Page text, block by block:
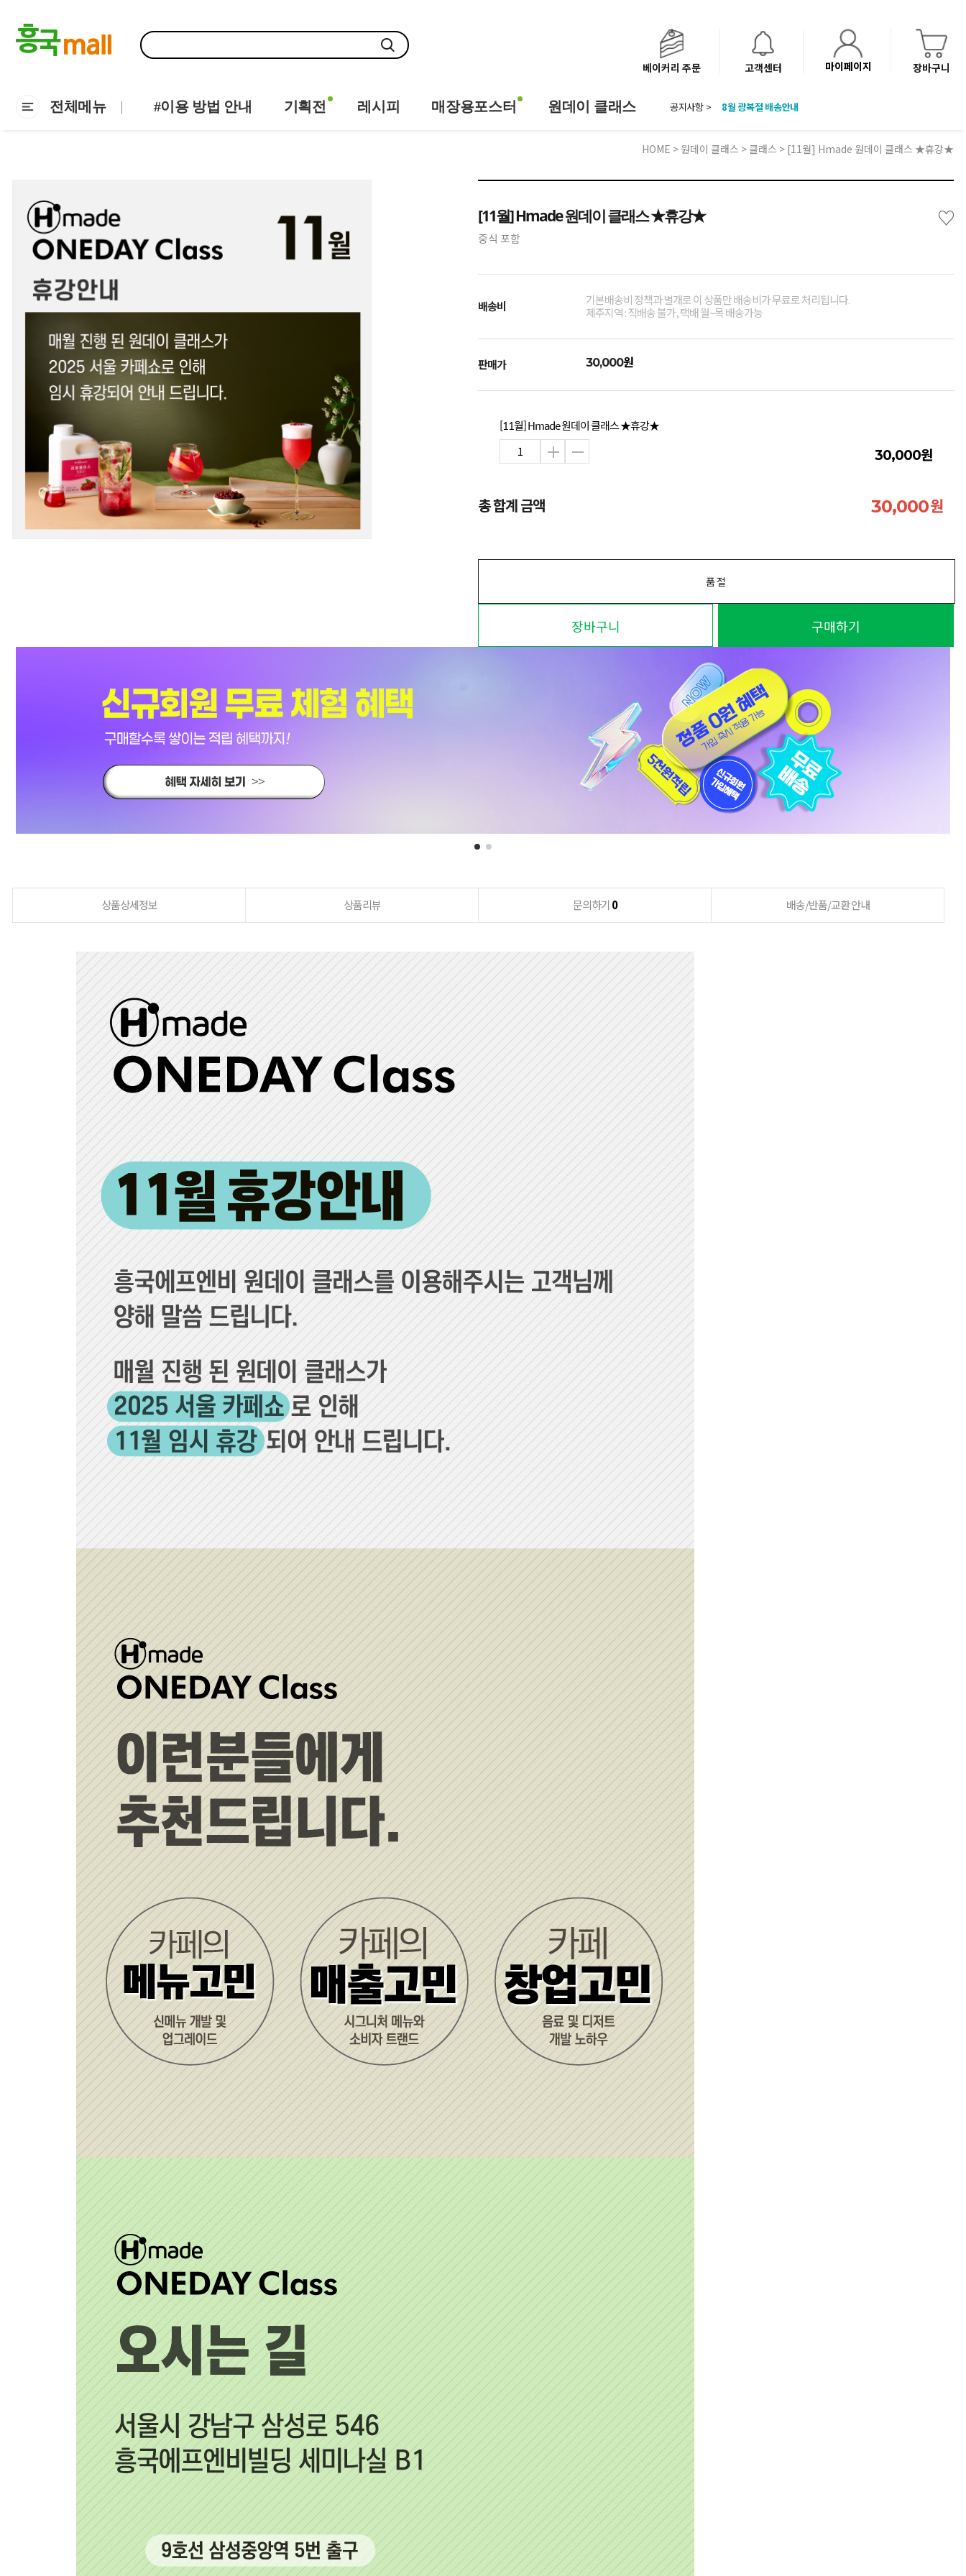
베이커리 주문 고객센터 마이페이지 장바구니
전체메뉴 #이용 방법 안내 기획전 레시피 매장용포스터 원데이 클래스 공지사항 >
'NEW 바이브믹스 or 바리스타시럽 1종' 체험단 발표
HOME > 원데이 클래스 >클래스 > [11월] Hmade 원데이 클래스 ★휴강★
[11월] Hmade 원데이 클래스 ★휴강★ ♡
중식 포함
배송비
기본배송비 정책과 별개로 이 상품만 배송비가 무료로 처리됩니다.
제주지역 : 직배송 불가, 택배 월~목 배송가능
판매가 30,000원
[11월] Hmade 원데이 클래스 ★휴강★
30,000원
총 합계 금액 30,000원
품절
장바구니 구매하기
상품상세정보 상품리뷰 문의하기 0 배송/반품/교환 안내